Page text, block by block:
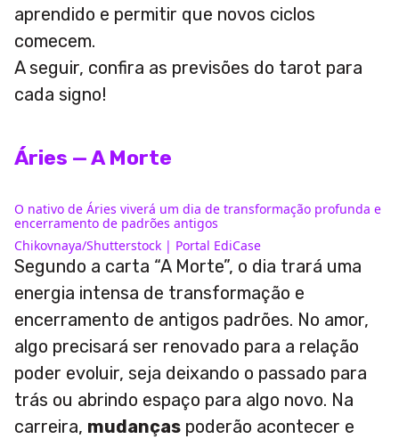
aprendido e permitir que novos ciclos
comecem.
A seguir, confira as previsões do tarot para
cada signo!
Áries — A Morte
O nativo de Áries viverá um dia de transformação profunda e
encerramento de padrões antigos
Chikovnaya/Shutterstock | Portal EdiCase
Segundo a carta “A Morte”, o dia trará uma
energia intensa de transformação e
encerramento de antigos padrões. No amor,
algo precisará ser renovado para a relação
poder evoluir, seja deixando o passado para
trás ou abrindo espaço para algo novo. Na
carreira, mudanças poderão acontecer e